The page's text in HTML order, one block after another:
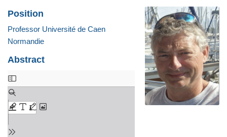
Position
Professor Université de Caen
Normandie
Abstract